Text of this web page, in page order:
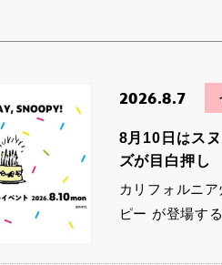
2026.8.7
8月10日はス
ズが目白押し
カリフォルニ
ピー が登場す